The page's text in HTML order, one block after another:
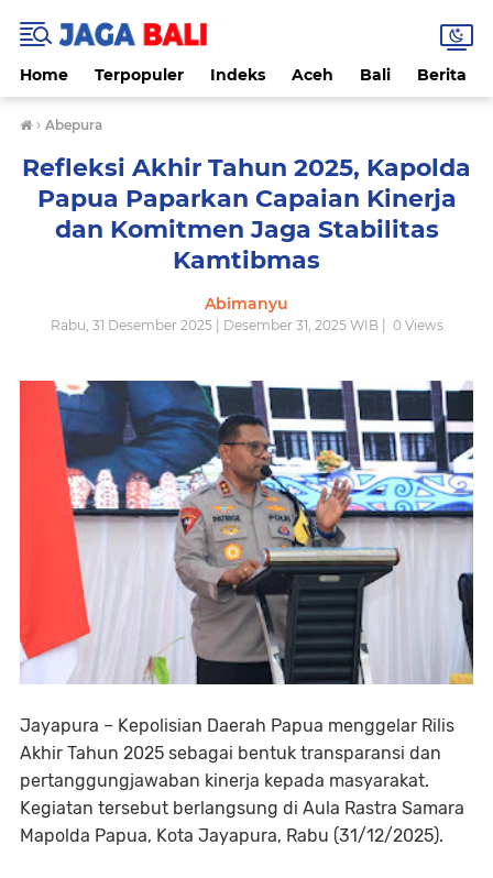
Home Terpopuler Indeks Aceh Bali Berita
› Abepura
Refleksi Akhir Tahun 2025, Kapolda
Papua Paparkan Capaian Kinerja
dan Komitmen Jaga Stabilitas
Kamtibmas
Abimanyu
Rabu, 31 Desember 2025 | Desember 31, 2025 WIB | 0Views
Jayapura – Kepolisian Daerah Papua menggelar Rilis
Akhir Tahun 2025 sebagai bentuk transparansi dan
pertanggungjawaban kinerja kepada masyarakat.
Kegiatan tersebut berlangsung di Aula Rastra Samara
Mapolda Papua, Kota Jayapura, Rabu (31/12/2025).